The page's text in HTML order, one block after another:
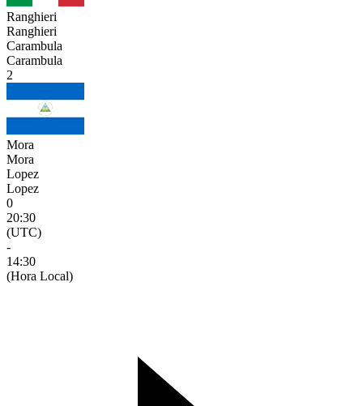
Ranghieri
Ranghieri
Carambula
Carambula
2
Mora
Mora
Lopez
Lopez
0
20:30
(UTC)
-
14:30
(Hora Local)